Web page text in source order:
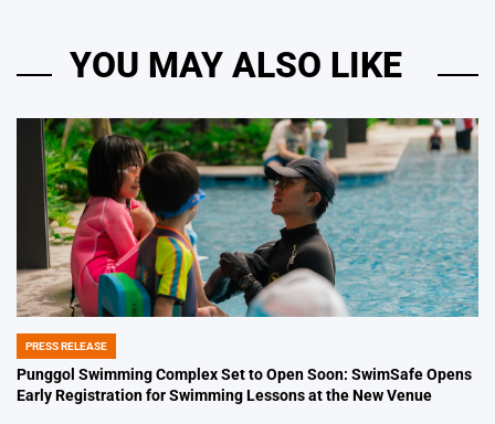
YOU MAY ALSO LIKE
POSTED
IN
PRESS RELEASE
Punggol Swimming Complex Set to Open Soon: SwimSafe Opens
Early Registration for Swimming Lessons at the New Venue